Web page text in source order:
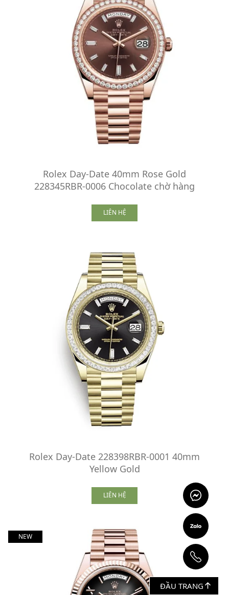
Rolex Day-Date 40mm Rose Gold
228345RBR-0006 Chocolate chờ hàng
LIÊN HỆ
Rolex Day-Date 228398RBR-0001 40mm
Yellow Gold
LIÊN HỆ
NEW
ĐẦU TRANG